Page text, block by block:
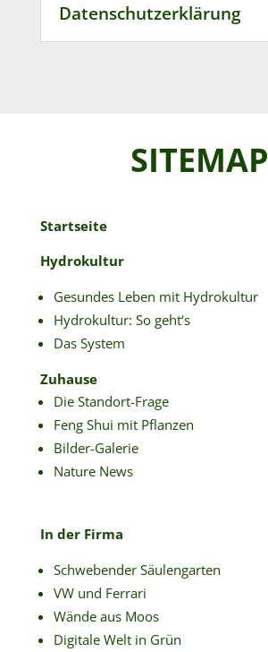
Datenschutzerklärung
SITEMAP
Startseite
Hydrokultur
Gesundes Leben mit Hydrokultur
Hydrokultur: So geht‘s
Das System
Zuhause
Die Standort-Frage
Feng Shui mit Pflanzen
Bilder-Galerie
Nature News
In der Firma
Schwebender Säulengarten
VW und Ferrari
Wände aus Moos
Digitale Welt in Grün